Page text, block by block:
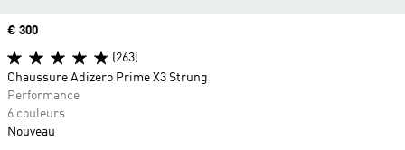
Prix
€ 300
(263)
Chaussure Adizero Prime X3 Strung
Performance
6 couleurs
Nouveau